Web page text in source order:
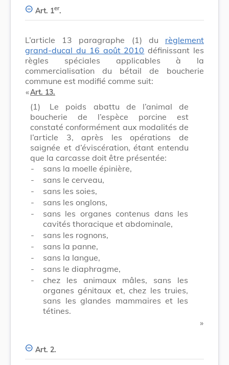
Art. 1er.
L’article 13 paragraphe (1) du règlement
grand-ducal du 16 août 2010 définissant les
règles spéciales applicables à la
commercialisation du bétail de boucherie
commune est modifié comme suit:
​ «Art. 13.
(1)
Le poids abattu de l’animal de
boucherie de l’espèce porcine est
constaté conformément aux modalités de
l’article 3, après les opérations de
saignée et d’éviscération, étant entendu
que la carcasse doit être présentée:
-
sans la moelle épinière,
-
sans le cerveau,
-
sans les soies,
-
sans les onglons,
-
sans les organes contenus dans les
cavités thoracique et abdominale,
-
sans les rognons,
-
sans la panne,
-
sans la langue,
-
sans le diaphragme,
-
chez les animaux mâles, sans les
organes génitaux et, chez les truies,
sans les glandes mammaires et les
tétines.
​ »
Art. 2.